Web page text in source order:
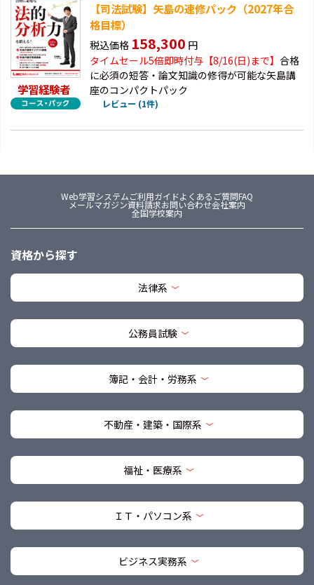
学習経験者
【司法試験】矢島の速修パック（2027年合
格目標）
税込価格 158,300 円
タイムセール5倍即時付与【8/16(日)まで】 合格
に必須の短答・論文知識の修得が可能な矢島講
座のコンパクトパック
レビュー (1件)
Web学習システムご利用ガイドよくあるご質問FAQ
メールマガジン資料請求お問い合わせ会社案内
全国学校案内
資格から探す
法律系
公務員試験
簿記・会計・労務系
不動産・建築・国際系
福祉・医療系
ＩＴ・パソコン系
ビジネス実務系